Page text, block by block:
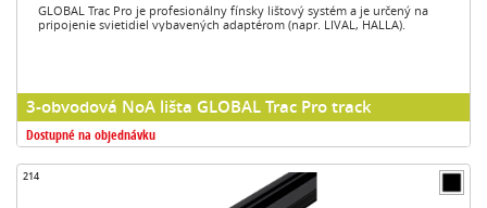
GLOBAL Trac Pro je profesionálny fínsky lištový systém a je určený na
pripojenie svietidiel vybavených adaptérom (napr. LIVAL, HALLA).
3-obvodová NoA lišta GLOBAL Trac Pro track
Dostupné na objednávku
214